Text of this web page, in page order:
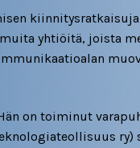
yhtiöitä, joista
on toiminut
ry)